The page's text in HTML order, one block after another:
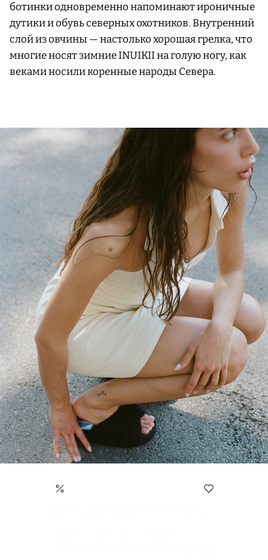
ботинки одновременно напоминают ироничные
дутики и обувь северных охотников. Внутренний
слой из овчины — настолько хорошая грелка, что
многие носят зимние INUIKII на голую ногу, как
веками носили коренные народы Севера.